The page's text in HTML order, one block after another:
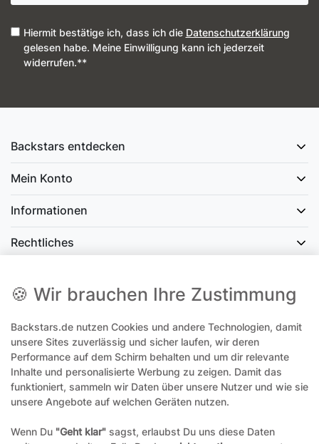
Hiermit bestätige ich, dass ich die Daten­schutz­erklärung
gelesen habe. Meine Einwilligung kann ich jederzeit
widerrufen.**
Backstars entdecken
Mein Konto
Informationen
Rechtliches
office@backstars.de
Wir antworten Ihnen schnellstmöglich. An Sonn- und Feiertagen kann
es evtl. zu Verzögerungen kommen.
07306 306239¹
Freitags am besten zwischen 8-12 Uhr
🍪 Wir brauchen Ihre Zustimmung
Backstars.de nutzen Cookies und andere Technologien, damit
unsere Sites zuverlässig und sicher laufen, wir deren
Performance auf dem Schirm behalten und um dir relevante
Inhalte und personalisierte Werbung zu zeigen. Damit das
funktioniert, sammeln wir Daten über unsere Nutzer und wie sie
unsere Angebote auf welchen Geräten nutzen.
Wenn Du "Geht klar" sagst, erlaubst Du uns diese Daten